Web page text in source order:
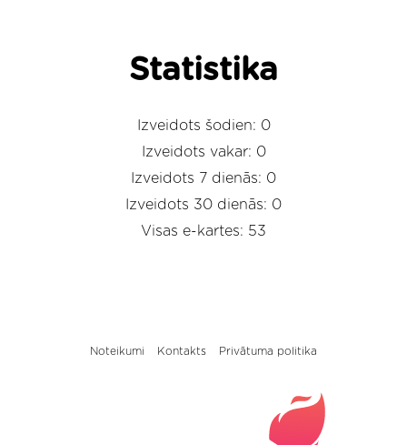
Statistika
Izveidots šodien: 0
Izveidots vakar: 0
Izveidots 7 dienās: 0
Izveidots 30 dienās: 0
Visas e-kartes: 53
Noteikumi Kontakts Privātuma politika